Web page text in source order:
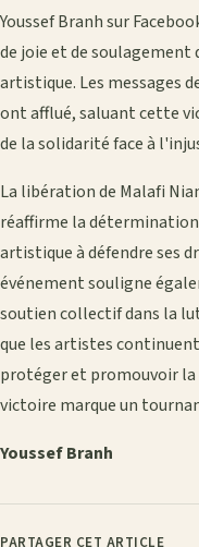
Youssef Branh sur
de joie et de soulagement
artistique. Les messages
ont afflué, saluant cette
de la solidarité face à
La libération de Malafi
réaffirme la
artistique à défendre ses
événement souligne
soutien collectif dans la
que les artistes
protéger et promouvoir la
victoire marque un
Youssef Branh
PARTAGER CET ARTICLE